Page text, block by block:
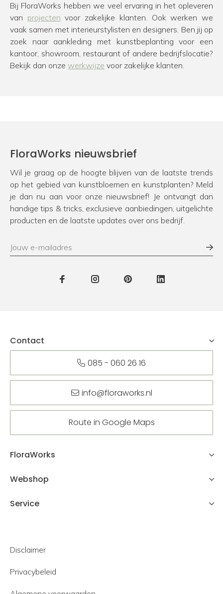
Bij FloraWorks hebben we veel ervaring in het opleveren
van projecten voor zakelijke klanten. Ook werken we
vaak samen met interieurstylisten en designers. Ben jij op
zoek naar aankleding met kunstbeplanting voor een
kantoor, showroom, restaurant of andere bedrijfslocatie?
Bekijk dan onze werkwijze voor zakelijke klanten.
FloraWorks nieuwsbrief
Wil je graag op de hoogte blijven van de laatste trends
op het gebied van kunstbloemen en kunstplanten? Meld
je dan nu aan voor onze nieuwsbrief! Je ontvangt dan
handige tips & tricks, exclusieve aanbiedingen, uitgelichte
producten en de laatste updates over ons bedrijf.
Contact
085 - 060 26 16
info@floraworks.nl
Route in Google Maps
FloraWorks
Webshop
Service
Disclaimer
Privacybeleid